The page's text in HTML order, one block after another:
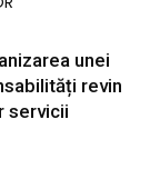
unei
revin
servicii